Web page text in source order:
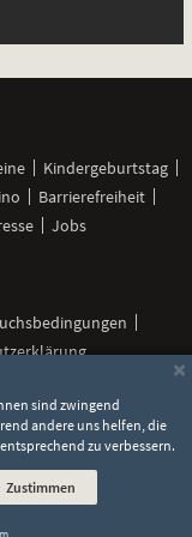
Kindergeburtstag
Barrierefreiheit
Jobs
Unser
bei
WhatsApp
×
sind zwingend
andere uns helfen, die
zu verbessern.
Zustimmen